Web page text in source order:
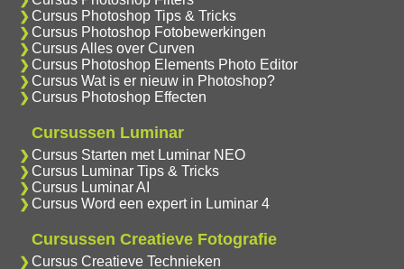
Cursus Photoshop Tips & Tricks
Cursus Photoshop Fotobewerkingen
Cursus Alles over Curven
Cursus Photoshop Elements Photo Editor
Cursus Wat is er nieuw in Photoshop?
Cursus Photoshop Effecten
Cursussen Luminar
Cursus Starten met Luminar NEO
Cursus Luminar Tips & Tricks
Cursus Luminar AI
Cursus Word een expert in Luminar 4
Cursussen Creatieve Fotografie
Cursus Creatieve Technieken